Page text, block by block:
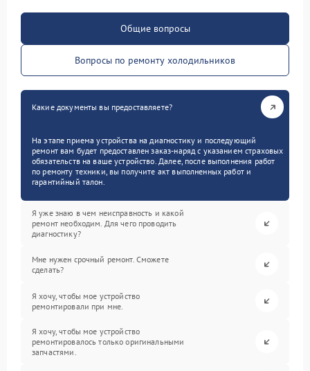
Общие вопросы
Вопросы по ремонту холодильников
Какие документы вы предоставляете?
На этапе приема устройства на диагностику и последующий
ремонт вам будет предоставлен заказ-наряд с указанием страховых
обязательств на ваше устройство. Далее, после выполнения работ
по ремонту техники, вы получите акт выполненных работ и
гарантийный талон.
Я уже знаю в чем неисправность и какой
ремонт необходим. Для чего проводить
диагностику?
Мне нужен срочный ремонт. Сможете
сделать?
Я хочу, чтобы мое устройство
ремонтировали при мне.
Я хочу, чтобы мое устройство
ремонтировалось только оригинальными
запчастями.